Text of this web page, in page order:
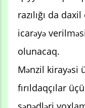
razılığı da
icarəyə
olunacaq.
Mənzil kirayəsi
fırıldaqçılar